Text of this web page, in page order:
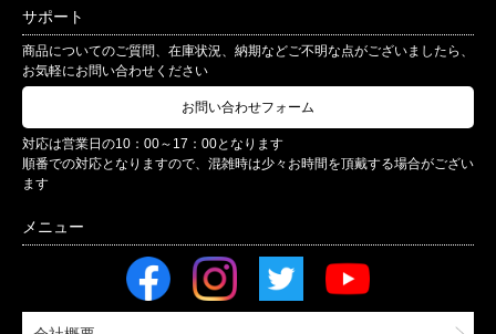
サポート
商品についてのご質問、在庫状況、納期などご不明な点がございましたら、
お気軽にお問い合わせください
お問い合わせフォーム
対応は営業日の10：00～17：00となります
順番での対応となりますので、混雑時は少々お時間を頂戴する場合がござい
ます